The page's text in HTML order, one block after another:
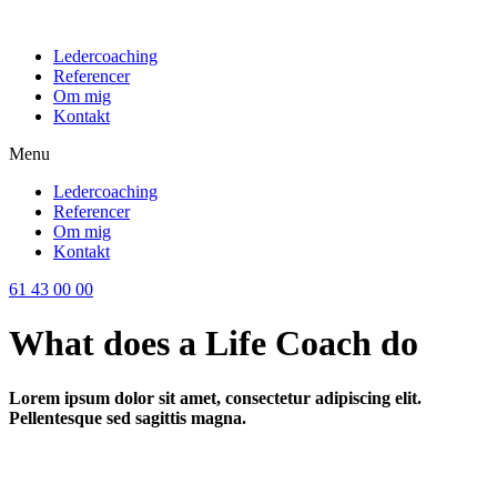
indholdLedercoaching
Referencer
Om mig
Kontakt
Menu
Ledercoaching
Referencer
Om mig
Kontakt
61 43 00 00
What does a Life Coach do
Lorem ipsum dolor sit amet, consectetur adipiscing elit.
Pellentesque sed sagittis magna.